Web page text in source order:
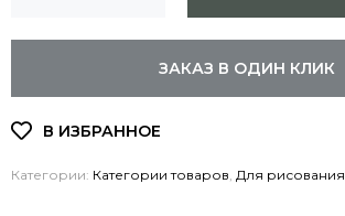
ЗАКАЗ В ОДИН КЛИК
Категории: Категории товаров Для рисования